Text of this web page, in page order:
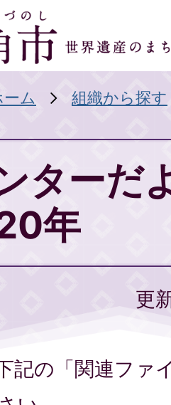
ーム 組織から探す
ターだ
年
更
記の「関連ファ